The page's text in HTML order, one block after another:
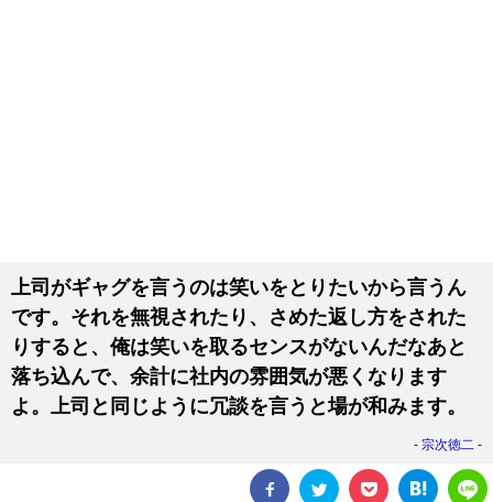
上司がギャグを言うのは笑いをとりたいから言うん
です。それを無視されたり、さめた返し方をされた
りすると、俺は笑いを取るセンスがないんだなあと
落ち込んで、余計に社内の雰囲気が悪くなります
よ。上司と同じように冗談を言うと場が和みます。
宗次徳二